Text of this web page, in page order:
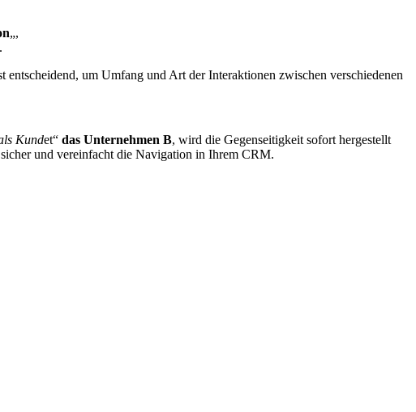
„,
um Umfang und Art der Interaktionen zwischen verschiedenen
Kundet“ das Unternehmen B, wird die Gegenseitigkeit sofort hergestellt
und vereinfacht die Navigation in Ihrem CRM.